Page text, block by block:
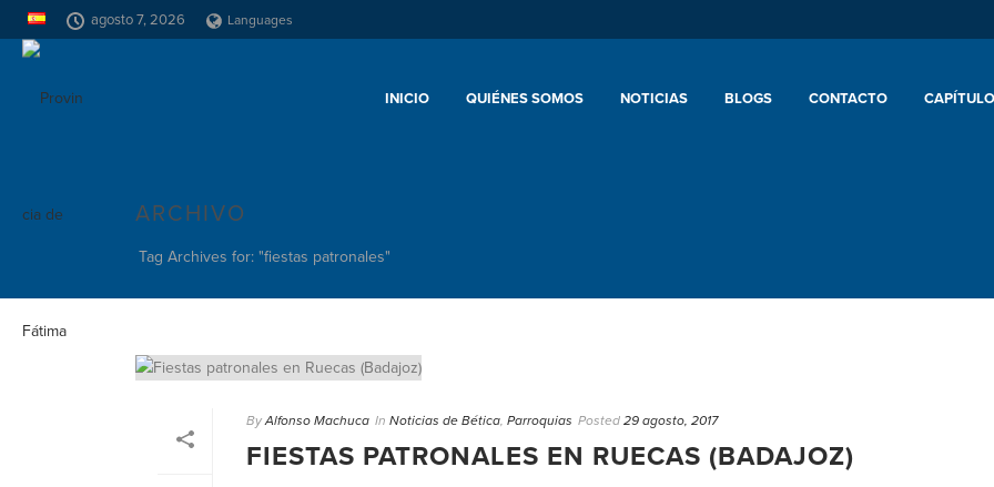
agosto 7, 2026 Languages
INICIO QUIÉNES SOMOS NOTICIAS BLOGS CONTACTO
ARCHIVO
Tag Archives for: "fiestas patronales"
By Alfonso Machuca In Noticias de Bética, Parroquias Posted 29 agosto, 2017
FIESTAS PATRONALES EN RUECAS (BADAJOZ)